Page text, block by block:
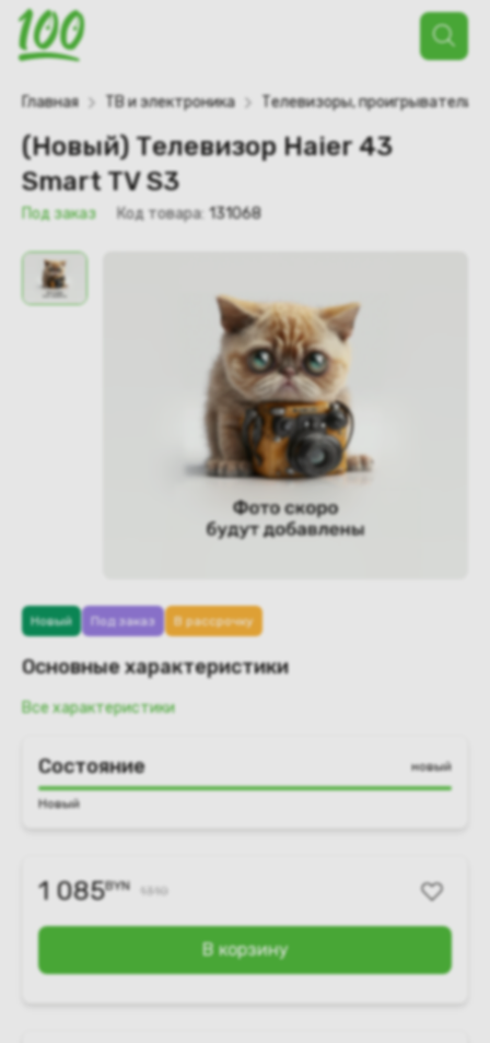
Поиск
товаров
Главная ТВ и электроника Телевизоры, проигрыватели
(Новый) Телевизор Haier 43
Smart TV S3
Под заказ Код товара: 131068
Новый Под заказ В рассрочку
Основные характеристики
Все характеристики
Состояние новый
Новый
1 085BYN 1310
В корзину